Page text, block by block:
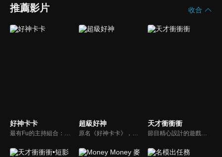
推薦影片 收合
好神卡卡 超級好神 天才衝衝衝
節目精心設計的遊戲內容，包括深受觀眾喜愛並且火紅於各大專院校的【TEMPO系列】，考驗藝人用肢體表達能力以及聯想能力的【你是WORD演】、【會演是英雄】，考驗英文程度的【EAR傳耳ABC】，超簡單、超爆笑的【看你怎麼說】，以及考驗藝人反應、機智以及隊友默契的【不可能的默契】等單元，逗趣又爆笑！